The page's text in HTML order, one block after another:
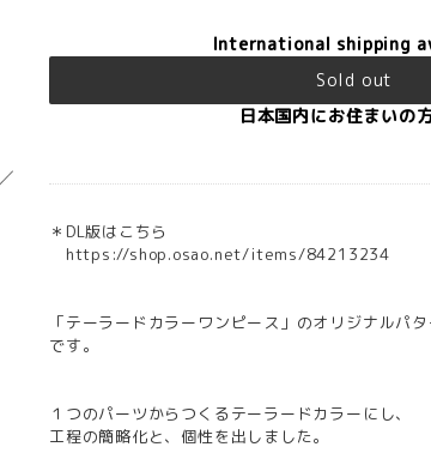
International shipping
Sold out
日本国内にお住まいの
＊DL版はこちら
https://shop.osao.net/items/84213234
「テーラードカラーワンピース」のオリジナルパ
です。
１つのパーツからつくるテーラードカラーにし、
工程の簡略化と、個性を出しました。